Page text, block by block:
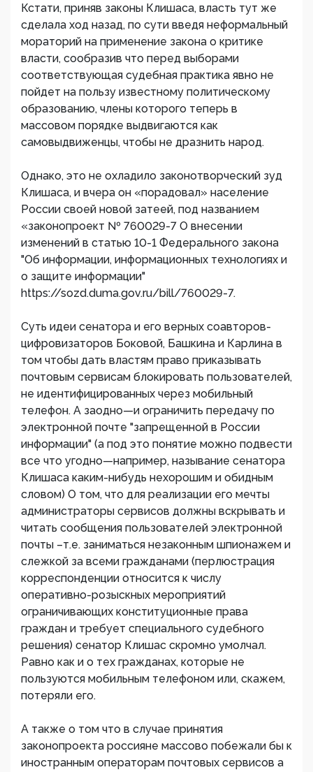
Кстати, приняв законы Клишаса, власть тут же
сделала ход назад, по сути введя неформальный
мораторий на применение закона о критике
власти, сообразив что перед выборами
соответствующая судебная практика явно не
пойдет на пользу известному политическому
образованию, члены которого теперь в
массовом порядке выдвигаются как
самовыдвиженцы, чтобы не дразнить народ.
Однако, это не охладило законотворческий зуд
Клишаса, и вчера он «порадовал» население
России своей новой затеей, под названием
«законопроект № 760029-7 О внесении
изменений в статью 10-1 Федерального закона
"Об информации, информационных технологиях и
о защите информации"
https://sozd.duma.gov.ru/bill/760029-7.
Суть идеи сенатора и его верных соавторов-
цифровизаторов Боковой, Башкина и Карлина в
том чтобы дать властям право приказывать
почтовым сервисам блокировать пользователей,
не идентифицированных через мобильный
телефон. А заодно—и ограничить передачу по
электронной почте "запрещенной в России
информации" (а под это понятие можно подвести
все что угодно—например, называние сенатора
Клишаса каким-нибудь нехорошим и обидным
словом) О том, что для реализации его мечты
администраторы сервисов должны вскрывать и
читать сообщения пользователей электронной
почты –т.е. заниматься незаконным шпионажем и
слежкой за всеми гражданами (перлюстрация
корреспонденции относится к числу
оперативно-розыскных мероприятий
ограничивающих конституционные права
граждан и требует специального судебного
решения) сенатор Клишас скромно умолчал.
Равно как и о тех гражданах, которые не
пользуются мобильным телефоном или, скажем,
потеряли его.
А также о том что в случае принятия
законопроекта россияне массово побежали бы к
иностранным операторам почтовых сервисов а